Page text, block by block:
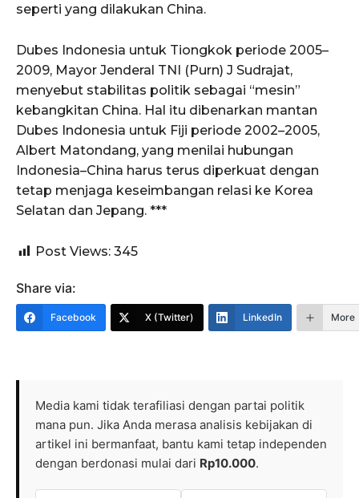
seperti yang dilakukan China.
Dubes Indonesia untuk Tiongkok periode 2005–
2009, Mayor Jenderal TNI (Purn) J Sudrajat,
menyebut stabilitas politik sebagai “mesin”
kebangkitan China. Hal itu dibenarkan mantan
Dubes Indonesia untuk Fiji periode 2002–2005,
Albert Matondang, yang menilai hubungan
Indonesia–China harus terus diperkuat dengan
tetap menjaga keseimbangan relasi ke Korea
Selatan dan Jepang. ***
Post Views: 345
Share via:
Facebook X (Twitter) LinkedIn More
Media kami tidak terafiliasi dengan partai politik
mana pun. Jika Anda merasa analisis kebijakan di
artikel ini bermanfaat, bantu kami tetap independen
dengan berdonasi mulai dari Rp10.000.